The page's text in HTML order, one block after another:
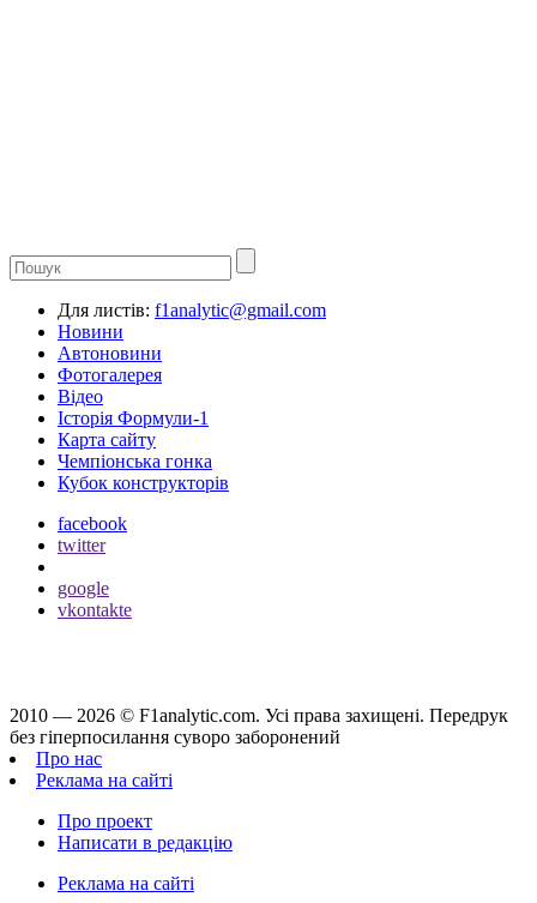
Для листів: f1analytic@gmail.com
Новини
Автоновини
Фотогалерея
Відео
Історія Формули-1
Карта сайту
Чемпіонська гонка
Кубок конструкторів
facebook
twitter
google
vkontakte
2010 — 2026 © F1analytic.com. Усi права захищенi. Передрук
без гіперпосилання суворо заборонений
Про нас
Реклама на сайті
Про проект
Написати в редакцію
Реклама на сайті